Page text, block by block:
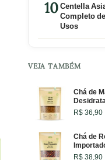
Centella
Completo
Usos
VEJA TAMBÉM
Chá de
- 100g
R$ 36,90
Chá de
R$ 38,90